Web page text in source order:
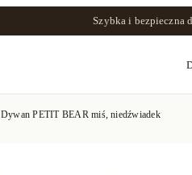
Szybka i bezpieczna
Dywan PETIT BEAR miś, niedźwiadek